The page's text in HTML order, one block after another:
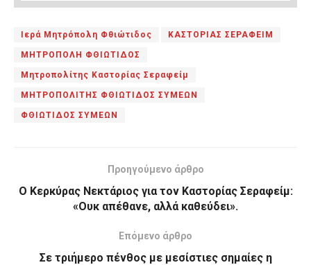
Ιερά Μητρόπολη Φθιώτιδος ΚΑΣΤΟΡΙΑΣ ΣΕΡΑΦΕΙΜ
ΜΗΤΡΟΠΟΛΗ ΦΘΙΩΤΙΔΟΣ
Μητροπολίτης Καστορίας Σεραφείμ
ΜΗΤΡΟΠΟΛΙΤΗΣ ΦΘΙΩΤΙΔΟΣ ΣΥΜΕΩΝ
ΦΘΙΩΤΙΔΟΣ ΣΥΜΕΩΝ
Προηγούμενο άρθρο
Ο Κερκύρας Νεκτάριος για τον Καστορίας Σεραφείμ:
«Ουκ απέθανε, αλλά καθεύδει».
Επόμενο άρθρο
Σε τριήμερο πένθος με μεσίστιες σημαίες η